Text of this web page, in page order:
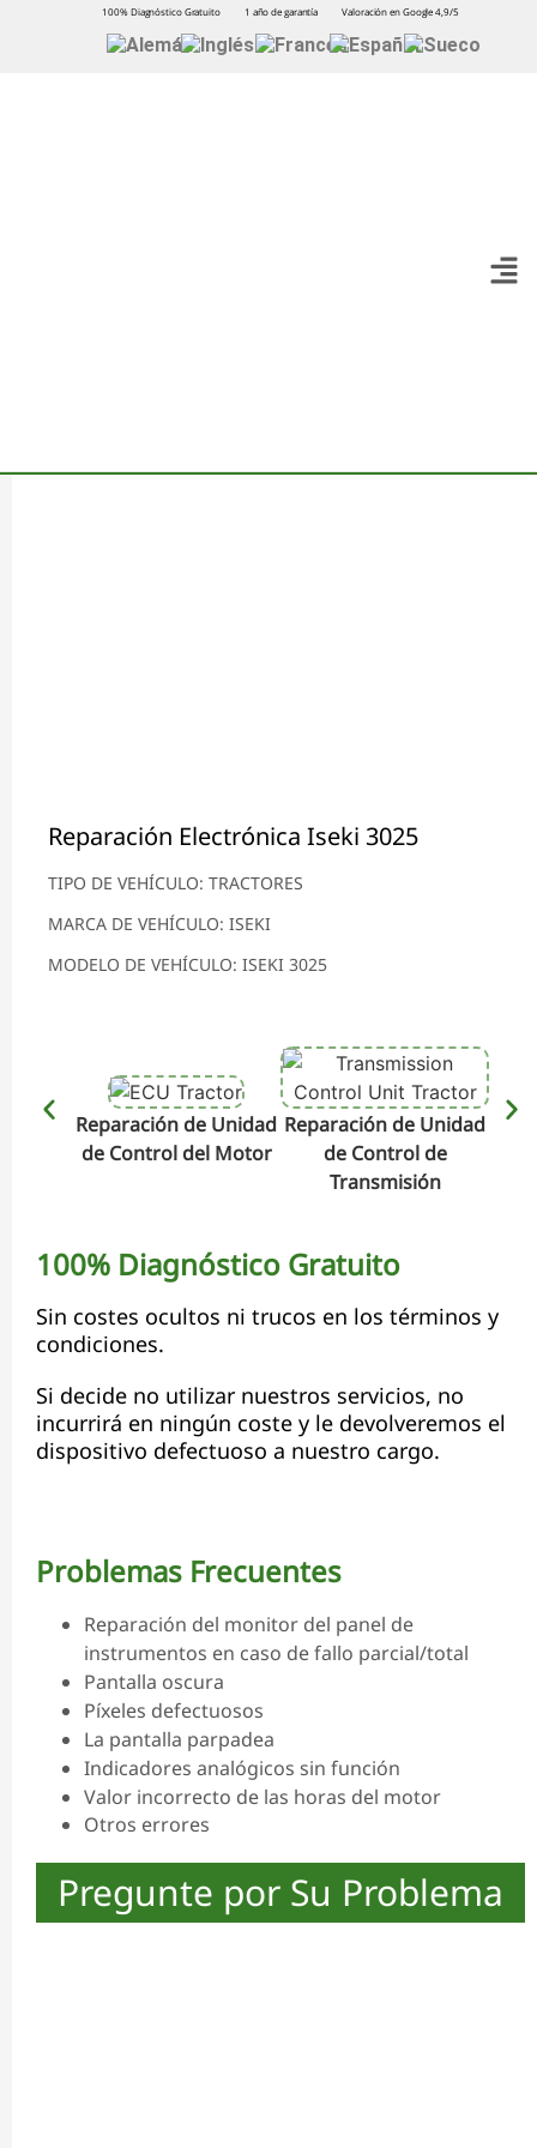
100% Diagnóstico Gratuito 1 año de garantía Valoración en Google 4,9/5
Reparación Electrónica Iseki 3025
TIPO DE VEHÍCULO: TRACTORES
MARCA DE VEHÍCULO: ISEKI
MODELO DE VEHÍCULO: ISEKI 3025
Reparación de Unidad
de Control del Motor
Reparación de Unidad
de Control de
Transmisión
100% Diagnóstico Gratuito
Sin costes ocultos ni trucos en los términos y
condiciones.
Si decide no utilizar nuestros servicios, no
incurrirá en ningún coste y le devolveremos el
dispositivo defectuoso a nuestro cargo.
Problemas Frecuentes
Reparación del monitor del panel de
instrumentos en caso de fallo parcial/total
Pantalla oscura
Píxeles defectuosos
La pantalla parpadea
Indicadores analógicos sin función
Valor incorrecto de las horas del motor
Otros errores
Pregunte por Su Problema